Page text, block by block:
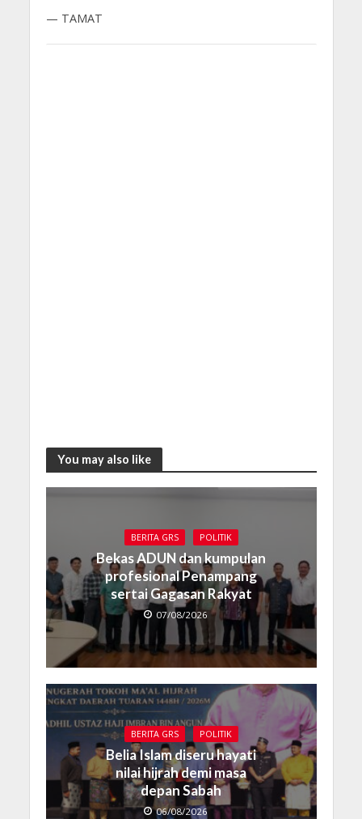
— TAMAT
You may also like
BERITA GRS POLITIK
Bekas ADUN dan kumpulan
profesional Penampang
sertai Gagasan Rakyat
07/08/2026
BERITA GRS POLITIK
Belia Islam diseru hayati
nilai hijrah demi masa
depan Sabah
06/08/2026